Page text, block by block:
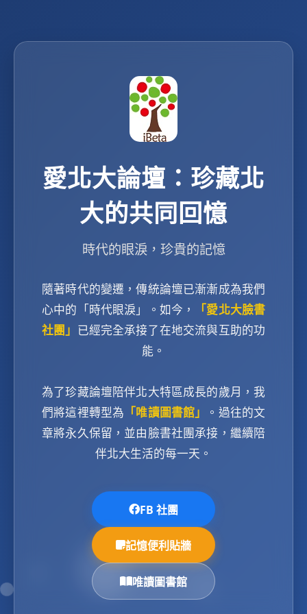
愛北大論壇：珍藏北
大的共同回憶
時代的眼淚，珍貴的記憶
隨著時代的變遷，傳統論壇已漸漸成為我們
心中的「時代眼淚」。如今，
「愛北大臉書
社團」 已經完全承接了在地交流與互助的功
能。
為了珍藏論壇陪伴北大特區成長的歲月，我
們將這裡轉型為 「唯讀圖書館」
。過往的文
章將永久保留，並由臉書社團承接，繼續陪
伴北大生活的每一天。
FB 社團
記憶便利貼牆
唯讀圖書館